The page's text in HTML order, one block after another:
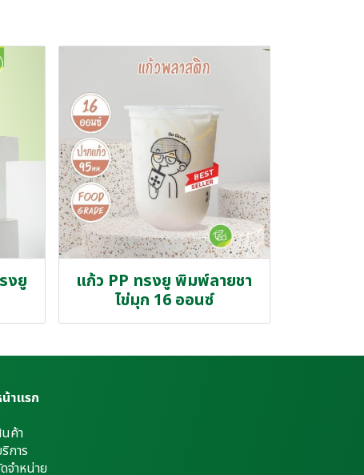
งยู
แก้ว PP ทรงยู พิมพ์ลายชา
ไข่มุก 16 ออนซ์
าแรก
ค้า
การ
จำหน่าย